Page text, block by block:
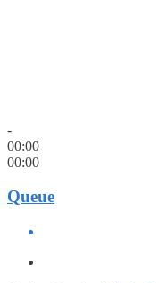
-
00:00
00:00
Queue